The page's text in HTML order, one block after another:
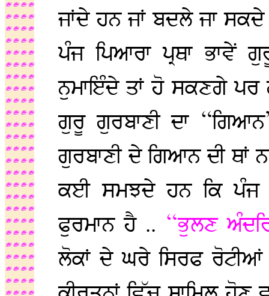
ਜਾਂਦੇ ਹਨ ਜਾਂ ਬਦਲੇ ਜਾ
ਪੰਜ ਪਿਆਰਾ ਪ੍ਰਥਾ ਭਾਵੇਂ
ਨੁਮਾਇੰਦੇ ਤਾਂ ਹੋ ਸਕਣਗੇ ਪਰ
ਗੁਰੂ ਗੁਰਬਾਣੀ ਦਾ
ਗੁਰਬਾਣੀ ਦੇ ਗਿਆਨ ਦੀ ਥਾਂ
ਕਈ ਸਮਝਦੇ ਹਨ ਕਿ ਪੰਜ
ਫੁਰਮਾਨ ਹੈ .. “ਭੁਲਣ
ਲੋਕਾਂ ਦੇ ਘਰੇ ਸਿਰਫ